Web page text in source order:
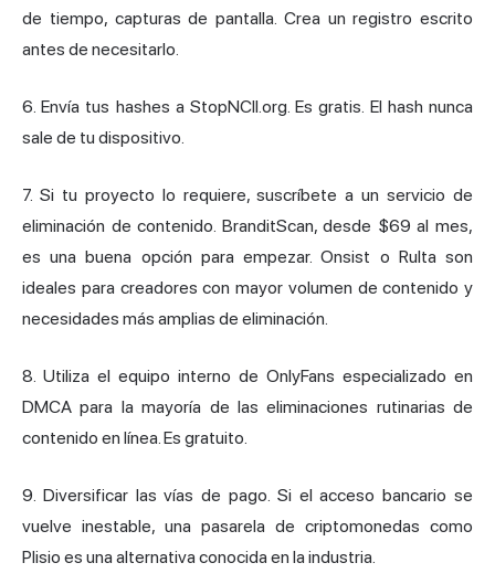
de tiempo, capturas de pantalla. Crea un registro escrito
antes de necesitarlo.
6. Envía tus hashes a StopNCII.org. Es gratis. El hash nunca
sale de tu dispositivo.
7. Si tu proyecto lo requiere, suscríbete a un servicio de
eliminación de contenido. BranditScan, desde $69 al mes,
es una buena opción para empezar. Onsist o Rulta son
ideales para creadores con mayor volumen de contenido y
necesidades más amplias de eliminación.
8. Utiliza el equipo interno de OnlyFans especializado en
DMCA para la mayoría de las eliminaciones rutinarias de
contenido en línea. Es gratuito.
9. Diversificar las vías de pago. Si el acceso bancario se
vuelve inestable, una pasarela de criptomonedas como
Plisio es una alternativa conocida en la industria.